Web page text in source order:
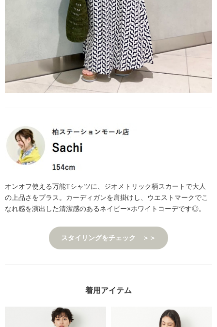
オンオフ使える万能Tシャツに、ジオメトリック柄スカートで大人
の上品さをプラス。カーディガンを肩掛けし、ウエストマークでこ
なれ感を演出した清潔感のあるネイビー×ホワイトコーデです◎。
スタイリングをチェック ＞＞
着用アイテム